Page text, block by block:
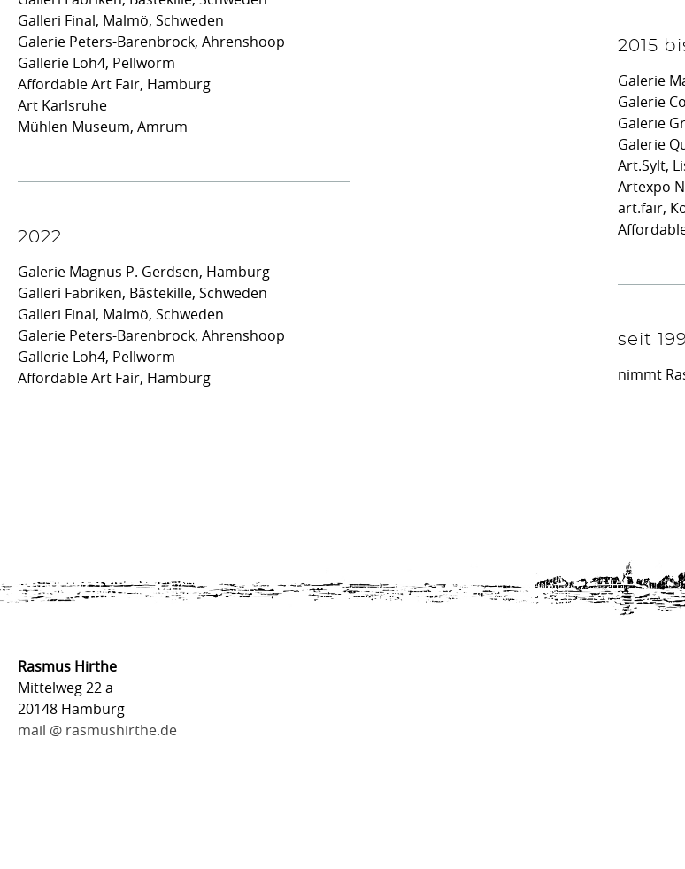
Galleri Final, Malmö, Schweden
Galerie Peters-Barenbrock, Ahrenshoop
Gallerie Loh4, Pellworm
Affordable Art Fair, Hamburg
Art Karlsruhe
Mühlen Museum, Amrum
2022
Galerie Magnus P. Gerdsen, Hamburg
Galleri Fabriken, Bästekille, Schweden
Galleri Final, Malmö, Schweden
Galerie Peters-Barenbrock, Ahrenshoop
Gallerie Loh4, Pellworm
Affordable Art Fair, Hamburg
2015
Galerie
Galerie
Galerie
Galerie
Art.Sylt,
Artexpo
art.fair,
seit
nimmt
Rasmus Hirthe
Mittelweg 22 a
20148 Hamburg
mail @ rasmushirthe.de